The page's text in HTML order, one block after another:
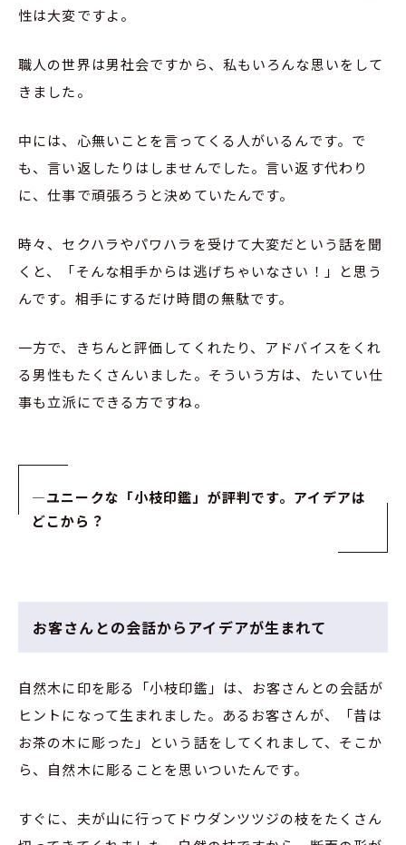
性は大変ですよ。
職人の世界は男社会ですから、私もいろんな思いをして
きました。
中には、心無いことを言ってくる人がいるんです。で
も、言い返したりはしませんでした。言い返す代わり
に、仕事で頑張ろうと決めていたんです。
時々、セクハラやパワハラを受けて大変だという話を聞
くと、「そんな相手からは逃げちゃいなさい！」と思う
んです。相手にするだけ時間の無駄です。
一方で、きちんと評価してくれたり、アドバイスをくれ
る男性もたくさんいました。そういう方は、たいてい仕
事も立派にできる方ですね。
—ユニークな「小枝印鑑」が評判です。アイデアは
どこから？
お客さんとの会話からアイデアが生まれて
自然木に印を彫る「小枝印鑑」は、お客さんとの会話が
ヒントになって生まれました。あるお客さんが、「昔は
お茶の木に彫った」という話をしてくれまして、そこか
ら、自然木に彫ることを思いついたんです。
すぐに、夫が山に行ってドウダンツツジの枝をたくさん